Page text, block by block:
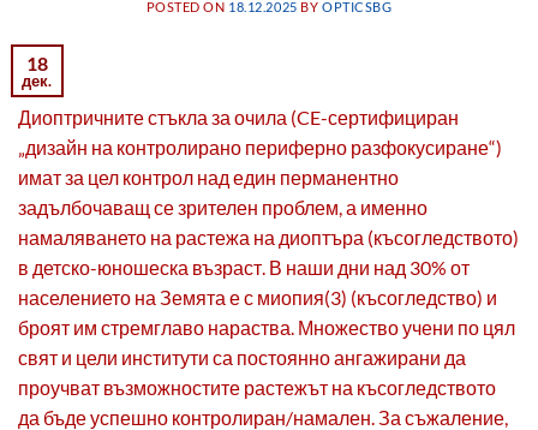
POSTED ON 18.12.2025 BY OPTICSBG
18
дек.
Диоптричните стъкла за очила (CE-сертифициран
„дизайн на контролирано периферно разфокусиране“)
имат за цел контрол над един перманентно
задълбочаващ се зрителен проблем, а именно
намаляването на растежа на диоптъра (късогледството)
в детско-юношеска възраст. В наши дни над 30% от
населението на Земята е с миопия(3) (късогледство) и
броят им стремглаво нараства. Множество учени по цял
свят и цели институти са постоянно ангажирани да
проучват възможностите растежът на късогледството
да бъде успешно контролиран/намален. За съжаление,